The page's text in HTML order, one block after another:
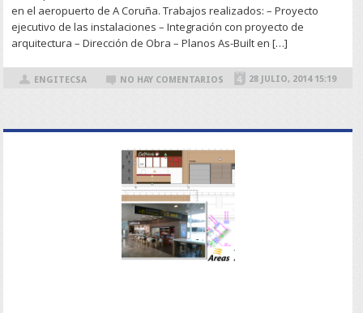
en el aeropuerto de A Coruña. Trabajos realizados: – Proyecto
ejecutivo de las instalaciones – Integración con proyecto de
arquitectura – Dirección de Obra – Planos As-Built en […]
ENGITECSA NO HAY COMENTARIOS 28 JULIO, 2014 15:19